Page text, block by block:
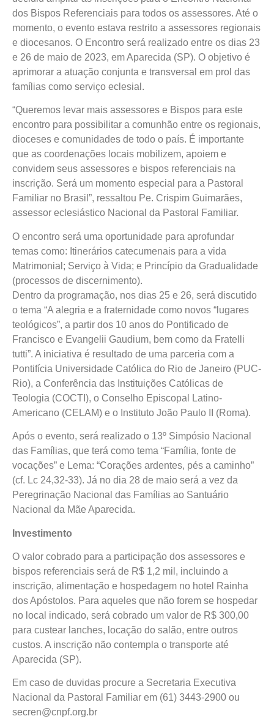
dos Bispos Referenciais para todos os assessores. Até o
momento, o evento estava restrito a assessores regionais
e diocesanos. O Encontro será realizado entre os dias 23
e 26 de maio de 2023, em Aparecida (SP). O objetivo é
aprimorar a atuação conjunta e transversal em prol das
famílias como serviço eclesial.
“Queremos levar mais assessores e Bispos para este
encontro para possibilitar a comunhão entre os regionais,
dioceses e comunidades de todo o país. É importante
que as coordenações locais mobilizem, apoiem e
convidem seus assessores e bispos referenciais na
inscrição. Será um momento especial para a Pastoral
Familiar no Brasil”, ressaltou Pe. Crispim Guimarães,
assessor eclesiástico Nacional da Pastoral Familiar.
O encontro será uma oportunidade para aprofundar
temas como: Itinerários catecumenais para a vida
Matrimonial; Serviço à Vida; e Princípio da Gradualidade
(processos de discernimento).
Dentro da programação, nos dias 25 e 26, será discutido
o tema “A alegria e a fraternidade como novos “lugares
teológicos”, a partir dos 10 anos do Pontificado de
Francisco e Evangelii Gaudium, bem como da Fratelli
tutti”. A iniciativa é resultado de uma parceria com a
Pontifícia Universidade Católica do Rio de Janeiro (PUC-
Rio), a Conferência das Instituições Católicas de
Teologia (COCTI), o Conselho Episcopal Latino-
Americano (CELAM) e o Instituto João Paulo II (Roma).
Após o evento, será realizado o 13º Simpósio Nacional
das Famílias, que terá como tema “Família, fonte de
vocações” e Lema: “Corações ardentes, pés a caminho”
(cf. Lc 24,32-33). Já no dia 28 de maio será a vez da
Peregrinação Nacional das Famílias ao Santuário
Nacional da Mãe Aparecida.
Investimento
O valor cobrado para a participação dos assessores e
bispos referenciais será de R$ 1,2 mil, incluindo a
inscrição, alimentação e hospedagem no hotel Rainha
dos Apóstolos. Para aqueles que não forem se hospedar
no local indicado, será cobrado um valor de R$ 300,00
para custear lanches, locação do salão, entre outros
custos. A inscrição não contempla o transporte até
Aparecida (SP).
Em caso de duvidas procure a Secretaria Executiva
Nacional da Pastoral Familiar em (61) 3443-2900 ou
secren@cnpf.org.br